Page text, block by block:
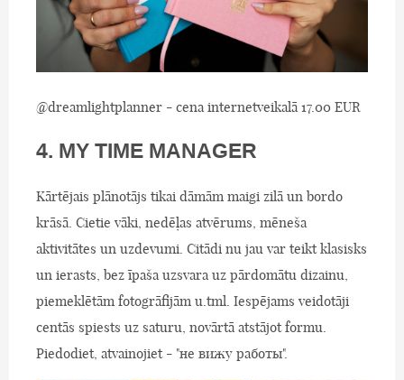
@dreamlightplanner - cena internetveikalā 17.00 EUR
4. MY TIME MANAGER
Kārtējais plānotājs tikai dāmām maigi zilā un bordo
krāsā. Cietie vāki, nedēļas atvērums, mēneša
aktivitātes un uzdevumi. Citādi nu jau var teikt klasisks
un ierasts, bez īpaša uzsvara uz pārdomātu dizainu,
piemeklētām fotogrāfijām u.tml. Iespējams veidotāji
centās spiests uz saturu, novārtā atstājot formu.
Piedodiet, atvainojiet - "не вижу работы".